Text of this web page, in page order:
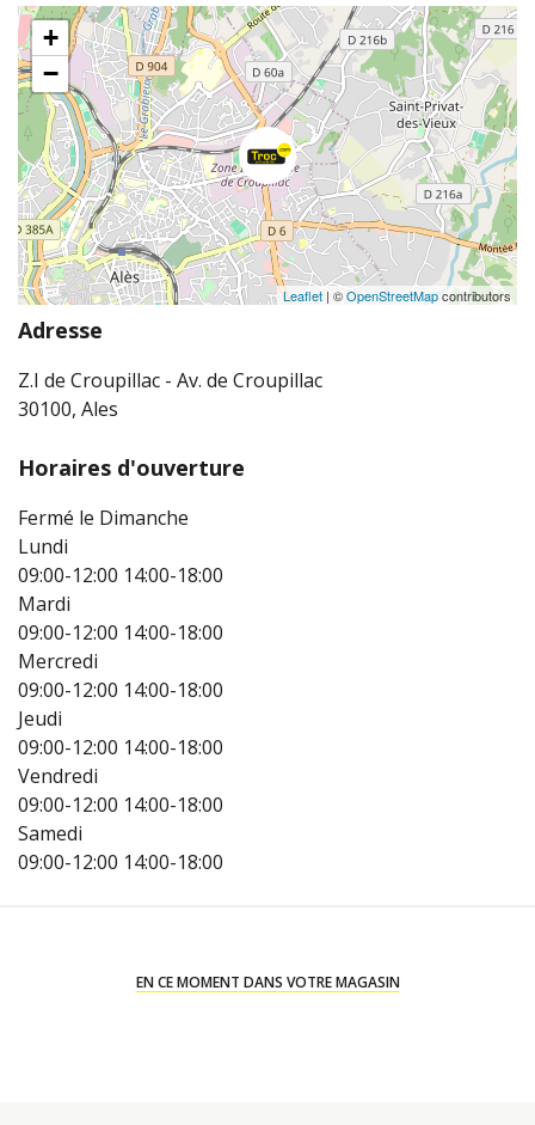
+
−
Leaflet | ©OpenStreetMapcontributors
Adresse
Z.I de Croupillac - Av. de Croupillac
30100, Ales
Horaires d'ouverture
Fermé le Dimanche
Lundi
09:00-12:00 14:00-18:00
Mardi
09:00-12:00 14:00-18:00
Mercredi
09:00-12:00 14:00-18:00
Jeudi
09:00-12:00 14:00-18:00
Vendredi
09:00-12:00 14:00-18:00
Samedi
09:00-12:00 14:00-18:00
EN CE MOMENT DANS VOTRE MAGASIN